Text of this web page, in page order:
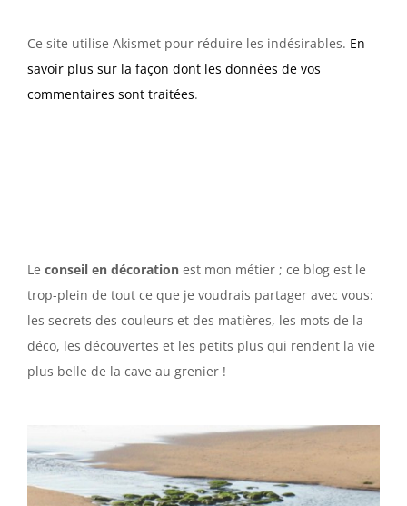
Ce site utilise Akismet pour réduire les indésirables. En
savoir plus sur la façon dont les données de vos
commentaires sont traitées.
Le conseil en décoration est mon métier ; ce blog est le
trop-plein de tout ce que je voudrais partager avec vous:
les secrets des couleurs et des matières, les mots de la
déco, les découvertes et les petits plus qui rendent la vie
plus belle de la cave au grenier !